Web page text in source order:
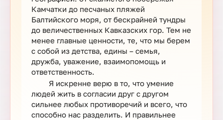
Камчатки до песчаных пляжей
Балтийского моря, от бескрайней тундры
до величественных Кавказских гор. Тем не
менее главные ценности, те, что мы берем
с собой из детства, едины – семья,
дружба, уважение, взаимопомощь и
ответственность.
Я искренне верю в то, что умение
людей жить в согласии друг с другом
сильнее любых противоречий и всего, что
способно нас разделить. И правильнее